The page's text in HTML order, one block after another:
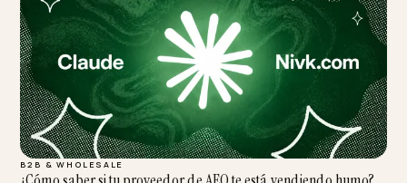
OMNICHANNEL & LOCAL
Agência Shopify nativa de IA: o padrão LatAm
"Nativa de IA" virou selo de apresentação comercial na América
quase nunca vem com definição. O padrão verificável: metodologia
amostragem, entregáveis auditáveis e domínio do pool de consultas
português, não logotipos de modelos.
Lawrence Dauchy·Jun 7, 2026·4 min